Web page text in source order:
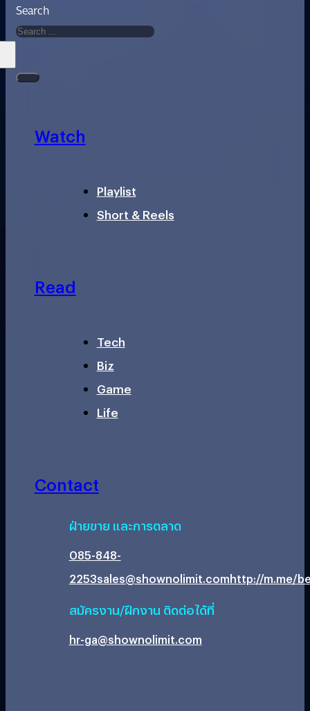
Search
Watch
Playlist
Short & Reels
Read
Tech
Biz
Game
Life
Contact
ฝ่ายขาย และการตลาด
085-848-
2253sales@shownolimit.comhttp://m.me/
สมัครงาน/ฝึกงาน ติดต่อได้ที่
hr-ga@shownolimit.com